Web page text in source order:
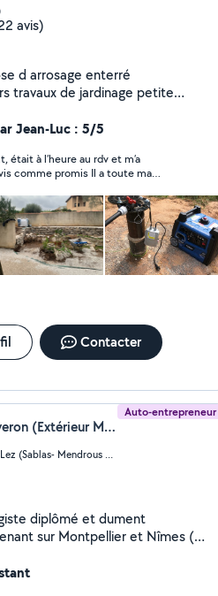
avis)
d arrosage enterré
travaux de jardinage petite
Jean-Luc : 5/5
était à l’heure au rdv et m’a
promis Il a toute ma
Contacter
Auto-entrepreneur
Théo Tauveron (Extérieur Méditerranée)
Castelnau-le-Lez (Sablas- Mendrous O-Languedoc O)
diplômé et dument
sur Montpellier et Nîmes (
à la mise en terre, en